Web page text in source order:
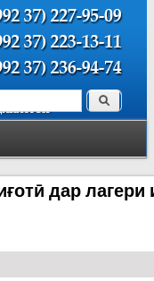
Поиск
дар лагери